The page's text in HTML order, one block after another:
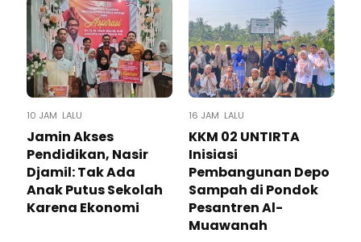
10 JAM LALU
Jamin Akses
Pendidikan, Nasir
Djamil: Tak Ada
Anak Putus Sekolah
Karena Ekonomi
16 JAM LALU
KKM 02 UNTIRTA
Inisiasi
Pembangunan Depo
Sampah di Pondok
Pesantren Al-
Muawanah